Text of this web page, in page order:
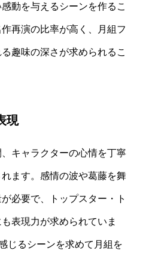
動を与えるシーンを作るこ
再演の比率が高く、月組フ
趣味の深さが求められるこ
現
キャラクターの心情を丁寧
ます。感情の波や葛藤を舞
必要で、トップスター・ト
表現力が求められていま
じるシーンを求めて月組を